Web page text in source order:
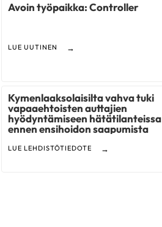
Avoin työpaikka: Controller
LUE UUTINEN
Kymenlaaksolaisilta vahva tuki
vapaaehtoisten auttajien
hyödyntämiseen hätätilanteissa
ennen ensihoidon saapumista
LUE LEHDISTÖTIEDOTE